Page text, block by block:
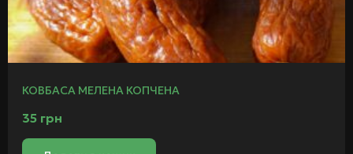
КОВБАСА МЕЛЕНА КОПЧЕНА
35 грн